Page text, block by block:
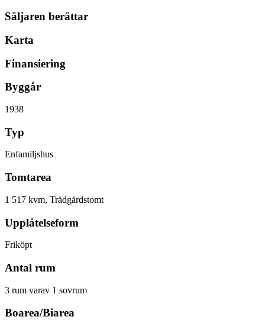
Säljaren berättar
Karta
Finansiering
Byggår
1938
Typ
Enfamiljshus
Tomtarea
1 517 kvm, Trädgårdstomt
Upplåtelseform
Friköpt
Antal rum
3 rum varav 1 sovrum
Boarea/Biarea